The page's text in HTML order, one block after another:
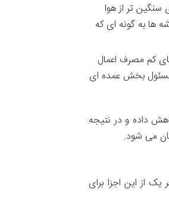
سنگین تر ازهوا
ها به گونه ای که
کم مصرف اعمال
بخش عمده ای
داده و در نتیجه
می شود.
یک از این اجزا برای